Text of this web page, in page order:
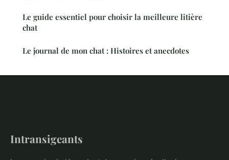
Le guide essentiel pour choisir la meilleure litière
chat
Le journal de mon chat : Histoires et anecdotes
Intransigeants